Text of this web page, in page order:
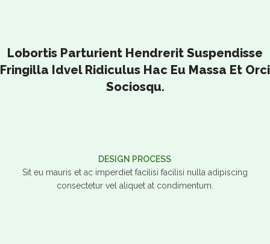
Lobortis Parturient Hendrerit Suspendisse
Fringilla Idvel Ridiculus Hac Eu Massa Et Orci
Sociosqu.
DESIGN PROCESS
Sit eu mauris et ac imperdiet facilisi facilisi nulla adipiscing
consectetur vel aliquet at condimentum.